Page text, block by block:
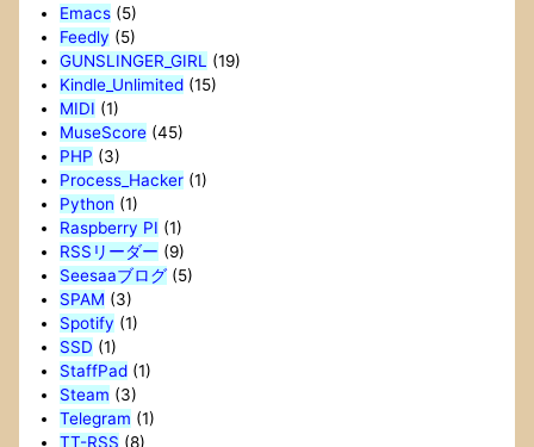
Emacs(5)
Feedly (5)
GUNSLINGER_GIRL
(19)
Kindle_Unlimited(15)
MIDI (1)
MuseScore(45)
PHP (3)
Process_Hacker(1)
Python (1)
Raspberry PI (1)
RSSリーダー (9)
Seesaaブログ(5)
SPAM (3)
Spotify (1)
SSD (1)
StaffPad(1)
Steam (3)
Telegram (1)
TT-RSS (8)